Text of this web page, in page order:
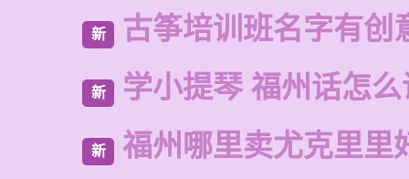
新 古筝培训班名字有创
新 学小提琴 福州话怎
新 福州哪里卖尤克里里